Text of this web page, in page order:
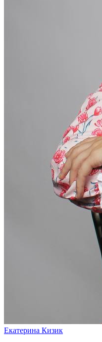
Екатерина Кизик